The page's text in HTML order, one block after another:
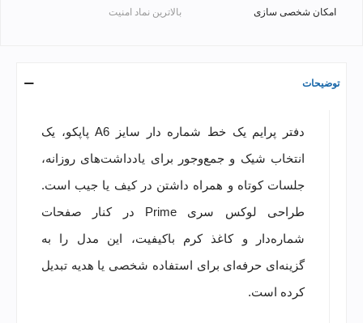
امکان شخصی سازی بالاترین نماد امنیت
توضیحات
دفتر پرایم یک خط شماره دار سایز A6 پاپکو، یک
انتخاب شیک و جمع‌وجور برای یادداشت‌های روزانه،
جلسات کوتاه و همراه داشتن در کیف یا جیب است.
طراحی لوکس سری Prime در کنار صفحات
شماره‌دار و کاغذ کرم باکیفیت، این مدل را به
گزینه‌ای حرفه‌ای برای استفاده شخصی یا هدیه تبدیل
کرده است.